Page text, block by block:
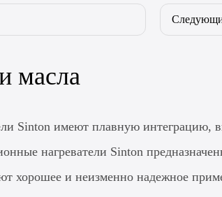
масла
Sinton имеют плавную интеграцию,
нагреватели Sinton
хорошее и неизменно надежное